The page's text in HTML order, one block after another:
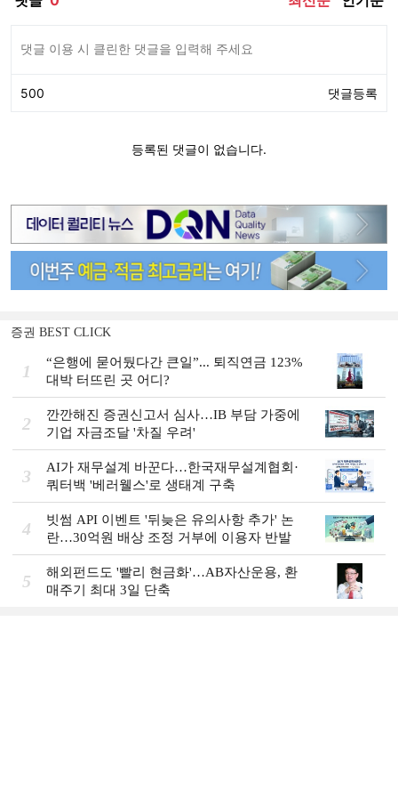
증권 BEST CLICK
1
“은행에 묻어뒀다간 큰일”... 퇴직연금 123%
대박 터뜨린 곳 어디?
2
깐깐해진 증권신고서 심사…IB 부담 가중에
기업 자금조달 '차질 우려'
3
AI가 재무설계 바꾼다…한국재무설계협회·
쿼터백 '베러웰스'로 생태계 구축
4
빗썸 API 이벤트 '뒤늦은 유의사항 추가' 논
란…30억원 배상 조정 거부에 이용자 반발
5
해외펀드도 '빨리 현금화'…AB자산운용, 환
매주기 최대 3일 단축